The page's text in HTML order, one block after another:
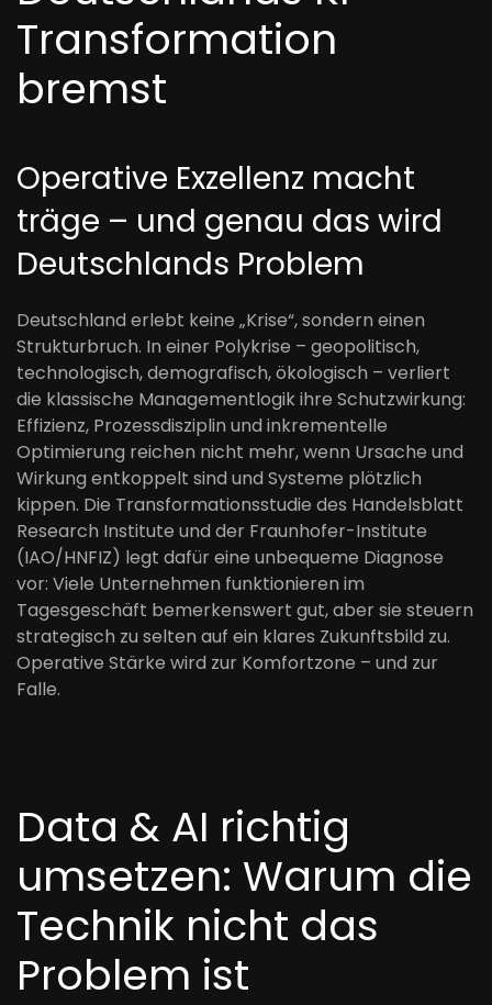
Transformation
bremst
Operative Exzellenz macht
träge – und genau das wird
Deutschlands Problem
Deutschland erlebt keine „Krise“, sondern einen
Strukturbruch. In einer Polykrise – geopolitisch,
technologisch, demografisch, ökologisch – verliert
die klassische Managementlogik ihre Schutzwirkung:
Effizienz, Prozessdisziplin und inkrementelle
Optimierung reichen nicht mehr, wenn Ursache und
Wirkung entkoppelt sind und Systeme plötzlich
kippen. Die Transformationsstudie des Handelsblatt
Research Institute und der Fraunhofer-Institute
(IAO/HNFIZ) legt dafür eine unbequeme Diagnose
vor: Viele Unternehmen funktionieren im
Tagesgeschäft bemerkenswert gut, aber sie steuern
strategisch zu selten auf ein klares Zukunftsbild zu.
Operative Stärke wird zur Komfortzone – und zur
Falle.
Data & AI richtig
umsetzen: Warum die
Technik nicht das
Problem ist